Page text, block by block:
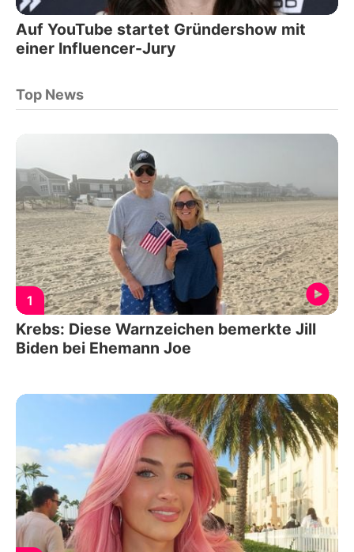
Auf YouTube startet Gründershow mit
einer Influencer-Jury
Top News
1
Krebs: Diese Warnzeichen bemerkte Jill
Biden bei Ehemann Joe